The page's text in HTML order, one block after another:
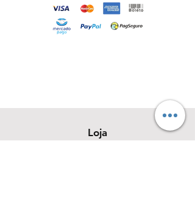
Loja